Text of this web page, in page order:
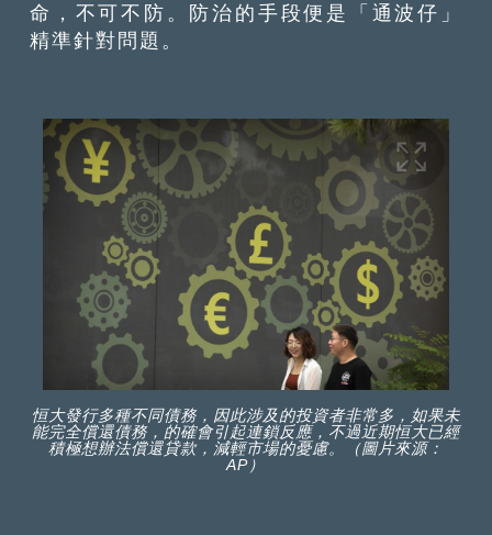
命，不可不防。防治的手段便是「通波仔」
精準針對問題。
恒大發行多種不同債務，因此涉及的投資者非常多，如果未
能完全償還債務，的確會引起連鎖反應，不過近期恒大已經
積極想辦法償還貸款，減輕市場的憂慮。（圖片來源：
AP）